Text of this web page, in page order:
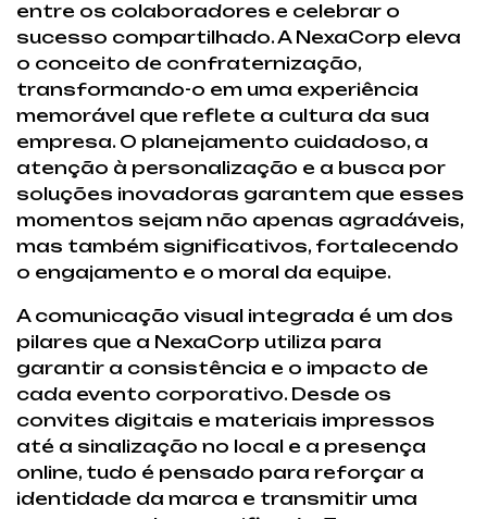
entre os colaboradores e celebrar o
sucesso compartilhado. A NexaCorp eleva
o conceito de confraternização,
transformando-o em uma experiência
memorável que reflete a cultura da sua
empresa. O planejamento cuidadoso, a
atenção à personalização e a busca por
soluções inovadoras garantem que esses
momentos sejam não apenas agradáveis,
mas também significativos, fortalecendo
o engajamento e o moral da equipe.
A comunicação visual integrada é um dos
pilares que a NexaCorp utiliza para
garantir a consistência e o impacto de
cada evento corporativo. Desde os
convites digitais e materiais impressos
até a sinalização no local e a presença
online, tudo é pensado para reforçar a
identidade da marca e transmitir uma